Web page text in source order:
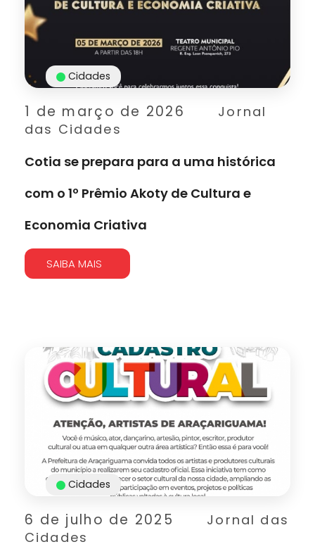
1 de março de 2026
Jornal
das Cidades
Cidades
Cotia se prepara para a uma histórica
com o 1º Prêmio Akoty de Cultura e
Economia Criativa
SAIBA MAIS
6 de julho de 2025
Jornal das
Cidades
Cidades